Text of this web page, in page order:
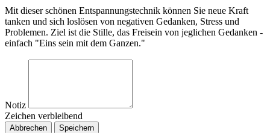
Mit dieser schönen Entspannungstechnik können Sie neue Kraft
tanken und sich loslösen von negativen Gedanken, Stress und
Problemen. Ziel ist die Stille, das Freisein von jeglichen Gedanken -
einfach "Eins sein mit dem Ganzen."
Notiz
Zeichen verbleibend
Abbrechen Speichern